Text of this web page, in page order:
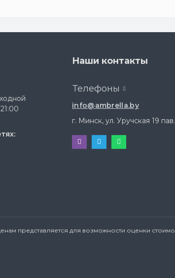
Наши контакты
Телефоны
info@ambrella.by
г. Минск, ул. Уручская 19
представляется для возможности оценки